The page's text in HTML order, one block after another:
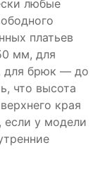
любые
платьев
мм, для
для брюк — до
что высота
края
если у модели